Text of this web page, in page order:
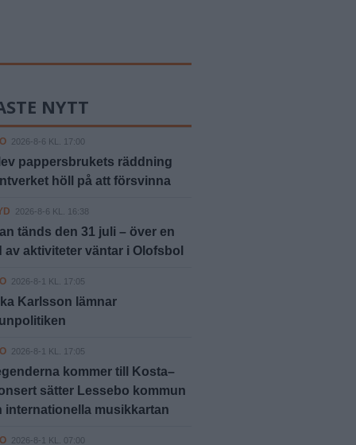
NYTT
2026-8-6 KL. 17:00
pappersbrukets räddning
höll på att försvinna
2026-8-6 KL. 16:38
tänds den 31 juli – över en
av aktiviteter väntar i Olofsbol
2026-8-1 KL. 17:05
Karlsson lämnar
2026-8-1 KL. 17:05
kommer till Kosta–
sätter Lessebo kommun
internationella musikkartan
2026-8-1 KL. 07:00